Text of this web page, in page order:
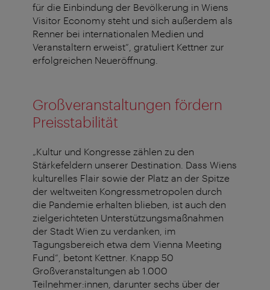
für die Einbindung der Bevölkerung in Wiens
Visitor Economy steht und sich außerdem als
Renner bei internationalen Medien und
Veranstaltern erweist“, gratuliert Kettner zur
erfolgreichen Neueröffnung.
Großveranstaltungen fördern
Preisstabilität
„Kultur und Kongresse zählen zu den
Stärkefeldern unserer Destination. Dass Wiens
kulturelles Flair sowie der Platz an der Spitze
der weltweiten Kongressmetropolen durch
die Pandemie erhalten blieben, ist auch den
zielgerichteten Unterstützungsmaßnahmen
der Stadt Wien zu verdanken, im
Tagungsbereich etwa dem Vienna Meeting
Fund“, betont Kettner. Knapp 50
Großveranstaltungen ab 1.000
Teilnehmer:innen, darunter sechs über der